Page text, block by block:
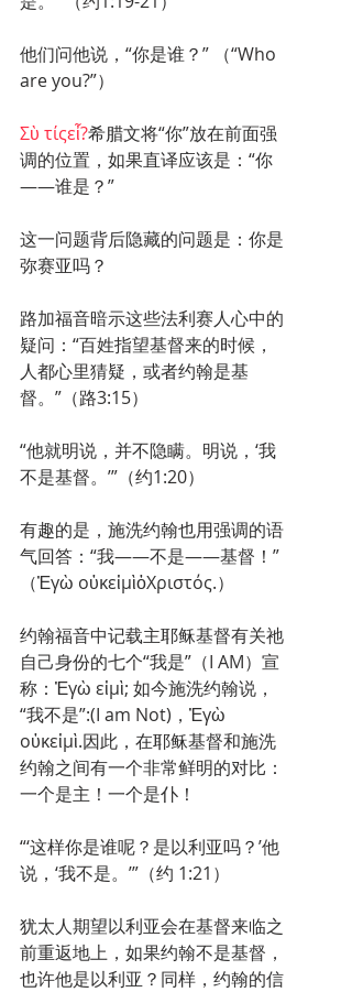
他们问他说，“你是谁？” （“Who
are you?”）
Σὺ τίςεἶ?希腊文将“你”放在前面强
调的位置，如果直译应该是：“你
——谁是？”
这一问题背后隐藏的问题是：你是
弥赛亚吗？
路加福音暗示这些法利赛人心中的
疑问：“百姓指望基督来的时候，
人都心里猜疑，或者约翰是基
督。”（路3:15）
“他就明说，并不隐瞒。明说，‘我
不是基督。’”（约1:20）
有趣的是，施洗约翰也用强调的语
气回答：“我——不是——基督！”
（Ἐγὼ οὐκεἰμὶὁΧριστός.）
约翰福音中记载主耶稣基督有关祂
自己身份的七个“我是”（I AM）宣
称：Ἐγὼ εἰμὶ; 如今施洗约翰说，
“我不是”:(I am Not)，Ἐγὼ
οὐκεἰμὶ.因此，在耶稣基督和施洗
约翰之间有一个非常鲜明的对比：
一个是主！一个是仆！
“‘这样你是谁呢？是以利亚吗？’他
说，‘我不是。’”（约 1:21）
犹太人期望以利亚会在基督来临之
前重返地上，如果约翰不是基督，
也许他是以利亚？同样，约翰的信